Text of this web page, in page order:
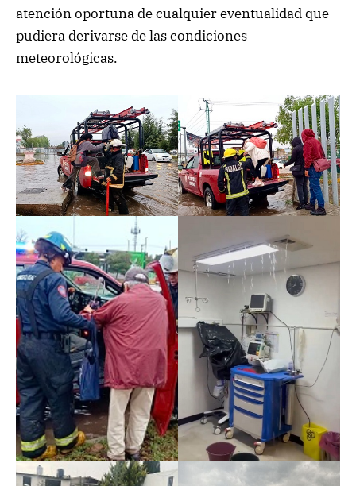
atención oportuna de cualquier eventualidad que
pudiera derivarse de las condiciones
meteorológicas.